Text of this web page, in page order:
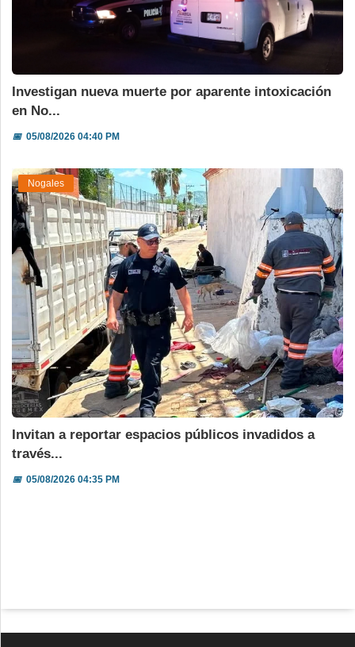
Investigan nueva muerte por aparente intoxicación
en No...
📅05/08/2026 04:40 PM
Nogales
Invitan a reportar espacios públicos invadidos a
través...
📅05/08/2026 04:35 PM